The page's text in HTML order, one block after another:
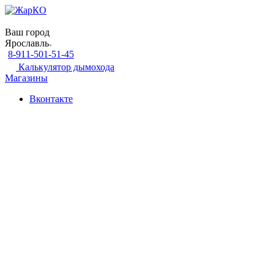
Ваш город
Ярославль
8-911-501-51-45
Калькулятор дымохода
Магазины
Вконтакте